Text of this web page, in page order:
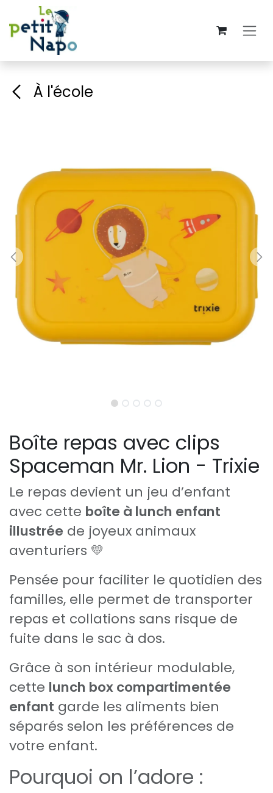
Se rendre au contenu
À l'école
Boîte repas avec clips
Spaceman Mr. Lion - Trixie
Le repas devient un jeu d’enfant
avec cette boîte à lunch enfant
illustrée de joyeux animaux
aventuriers 💛
Pensée pour faciliter le quotidien des
familles, elle permet de transporter
repas et collations sans risque de
fuite dans le sac à dos.
Grâce à son intérieur modulable,
cette lunch box compartimentée
enfant garde les aliments bien
séparés selon les préférences de
votre enfant.
Pourquoi on l’adore :